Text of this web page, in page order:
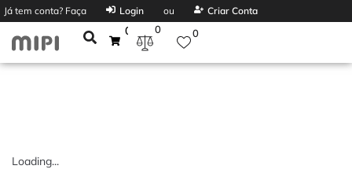
Já tem conta? Faça Login ou Criar Conta
0 0 0
Loading...